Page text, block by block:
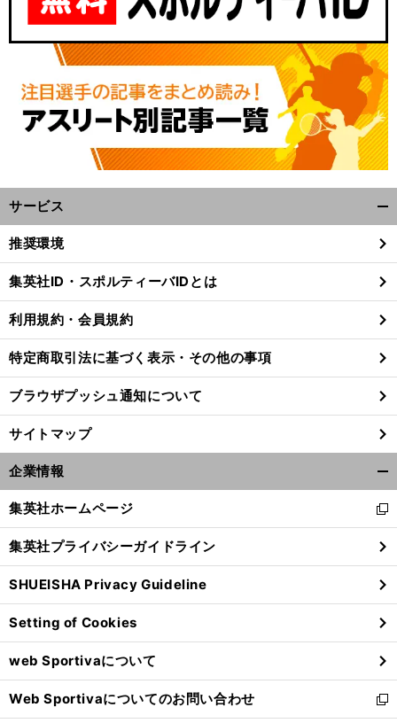
サービス
閉
る
推奨環境
集英社ID・スポルティーバIDとは
利用規約・会員規約
特定商取引法に基づく表示・その他の事項
ブラウザプッシュ通知について
サイトマップ
企業情報
閉
る
集英社ホームページ
新
し
い
ウ
ィ
ン
ド
ウ
で
開
く
集英社プライバシーガイドライン
SHUEISHA Privacy Guideline
Setting of Cookies
web Sportivaについて
Web Sportivaについてのお問い合わせ
新